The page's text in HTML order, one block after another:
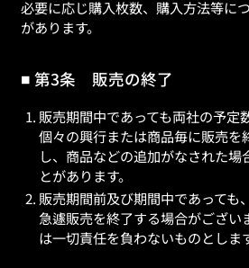
必要に応じ購入枚数、購入方法等に
があります。
第3条 販売の終了
販売期間中であっても両社の予定
個々の興行または商品毎に販売を
し、商品などの追加がなされた場
とがあります。
販売期間前及び期間中であっても
急遽販売を終了する場合がござい
は一切責任を負わないものとしま